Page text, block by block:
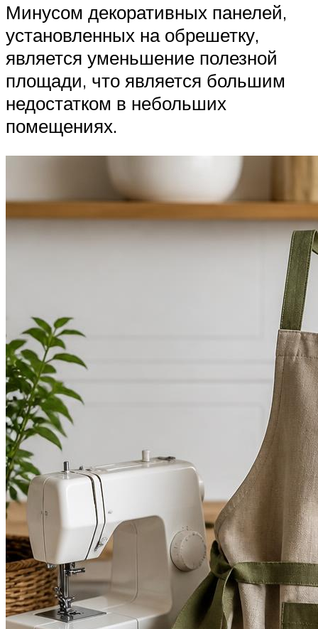
Минусом декоративных панелей,
установленных на обрешетку,
является уменьшение полезной
площади, что является большим
недостатком в небольших
помещениях.